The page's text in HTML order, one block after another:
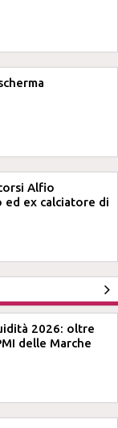
Alfio
ex calciatore di
2026: oltre
delle Marche